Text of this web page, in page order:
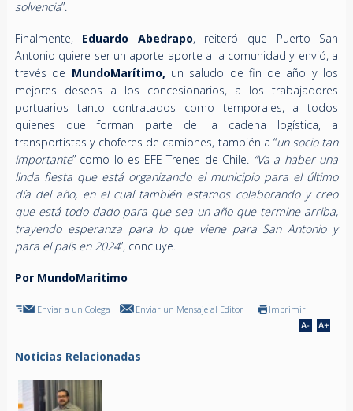
solvencia”.
Finalmente, Eduardo Abedrapo, reiteró que Puerto San
Antonio quiere ser un aporte aporte a la comunidad y envió, a
través de MundoMarítimo,un saludo de fin de año y los
mejores deseos a los concesionarios, a los trabajadores
portuarios tanto contratados como temporales, a todos
quienes que forman parte de la cadena logística, a
transportistas y choferes de camiones, también a “un socio tan
importante” como lo es EFE Trenes de Chile. “Va a haber una
linda fiesta que está organizando el municipio para el último
día del año, en el cual también estamos colaborando y creo
que está todo dado para que sea un año que termine arriba,
trayendo esperanza para lo que viene para San Antonio y
para el país en 2024”, concluye.
Por MundoMaritimo
Enviar a un Colega Enviar un Mensaje al Editor Imprimir
Noticias Relacionadas